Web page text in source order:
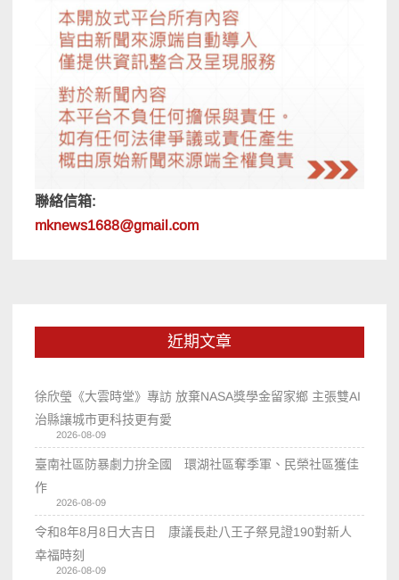
聯絡信箱:
mknews1688@gmail.com
近期文章
徐欣瑩《大雲時堂》專訪 放棄NASA獎學金留家鄉 主張雙AI
治縣讓城市更科技更有愛
2026-08-09
臺南社區防暴劇力拚全國 環湖社區奪季軍、民榮社區獲佳
作
2026-08-09
令和8年8月8日大吉日 康議長赴八王子祭見證190對新人
幸福時刻
2026-08-09